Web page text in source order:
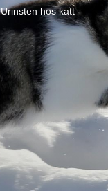
Urinsten hos katt